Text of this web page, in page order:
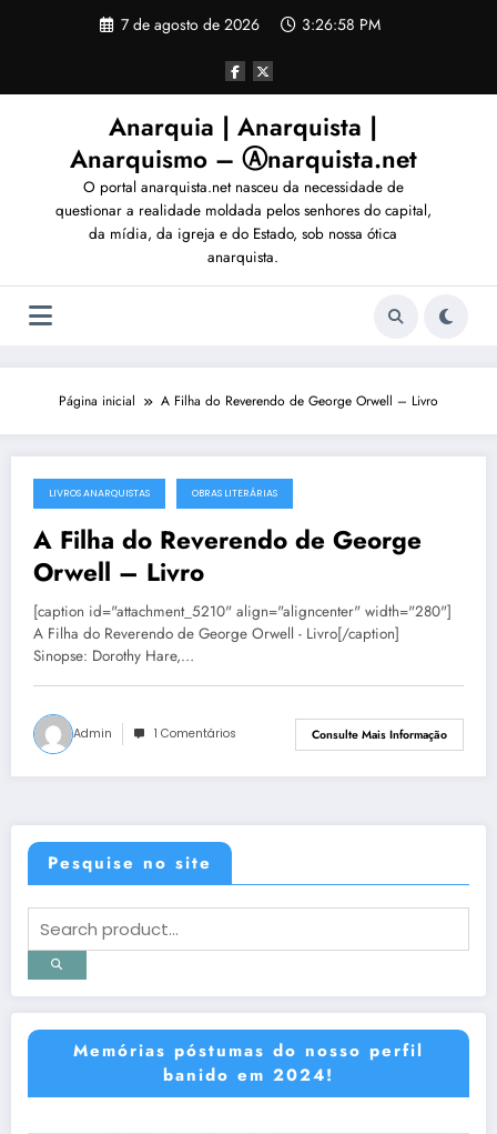
7 de agosto de 2026 3:27:01 PM
Anarquia | Anarquista |
Anarquismo – Ⓐnarquista.net
O portal anarquista.net nasceu da necessidade de
questionar a realidade moldada pelos senhores do capital,
da mídia, da igreja e do Estado, sob nossa ótica
anarquista.
Página inicial A Filha do Reverendo de George Orwell – Livro
25 de novembro de 2013
LIVROS ANARQUISTAS OBRAS LITERÁRIAS
A Filha do Reverendo de George
Orwell – Livro
[caption id="attachment_5210" align="aligncenter" width="280"]
A Filha do Reverendo de George Orwell - Livro[/caption]
Sinopse: Dorothy Hare,…
Admin 1 Comentários Consulte Mais Informação
Pesquise no site
Memórias póstumas do nosso perfil
banido em 2024!